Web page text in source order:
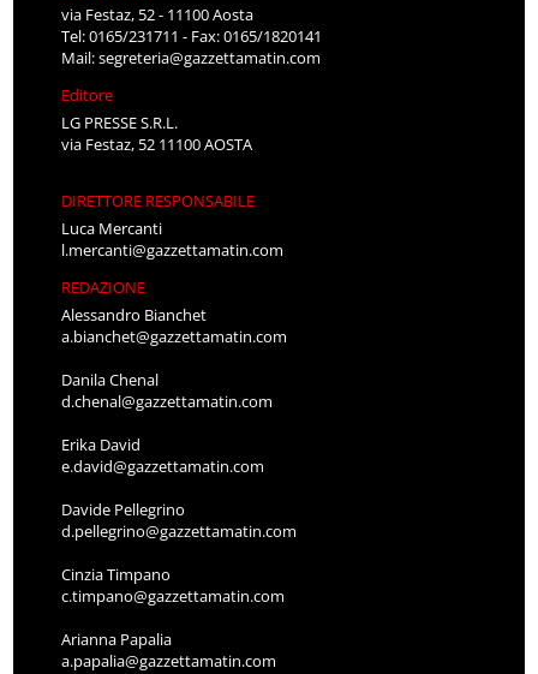
via Festaz, 52 - 11100 Aosta
Tel: 0165/231711 - Fax: 0165/1820141
Mail:segreteria@gazzettamatin.com
Editore
LG PRESSE S.R.L.
via Festaz, 52 11100 AOSTA
DIRETTORE RESPONSABILE
Luca Mercanti
l.mercanti@gazzettamatin.com
REDAZIONE
Alessandro Bianchet
a.bianchet@gazzettamatin.com
Danila Chenal
d.chenal@gazzettamatin.com
Erika David
e.david@gazzettamatin.com
Davide Pellegrino
d.pellegrino@gazzettamatin.com
Cinzia Timpano
c.timpano@gazzettamatin.com
Arianna Papalia
a.papalia@gazzettamatin.com